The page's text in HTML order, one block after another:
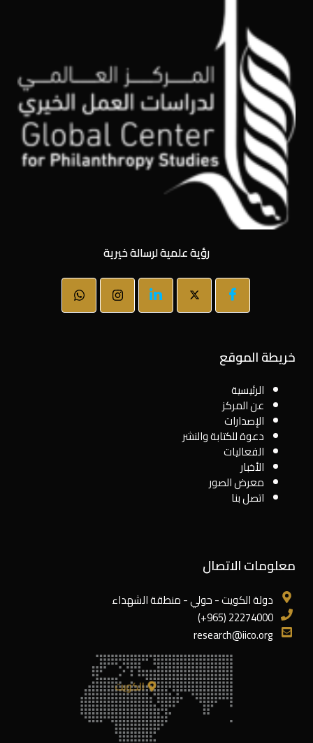
رؤية علمية لرسالة خيرية
خريطة الموقع
الرئيسية
عن المركز
الإصدارات
دعوة للكتابة والنشر
الفعاليات
الأخبار
معرض الصور
اتصل بنا
معلومات الاتصال
دولة الكويت - حولي - منطقة الشهداء
22274000 (965+)
research@iico.org
الكويت